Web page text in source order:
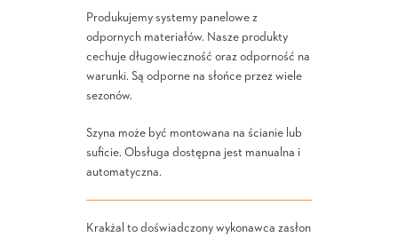
Produkujemy systemy panelowe z
odpornych materiałów. Nasze produkty
cechuje długowieczność oraz odporność na
warunki. Są odporne na słońce przez wiele
sezonów.
Szyna może być montowana na ścianie lub
suficie. Obsługa dostępna jest manualna i
automatyczna.
Krakżal to doświadczony wykonawca zasłon